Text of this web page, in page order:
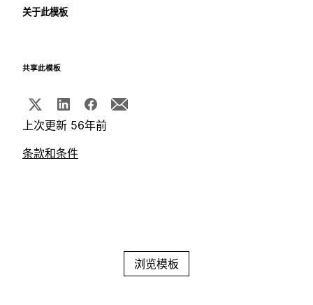
关于此模板
共享此模板
上次更新 56年前
条款和条件
浏览模板